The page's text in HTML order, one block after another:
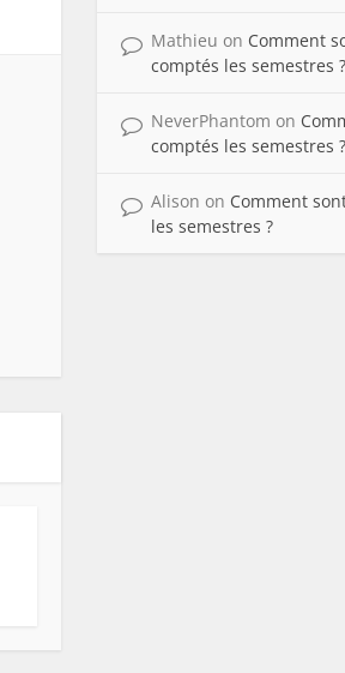
Mathieu on Comment
comptés les semestres ?
NeverPhantom on
comptés les semestres ?
Alison on Comment
les semestres ?